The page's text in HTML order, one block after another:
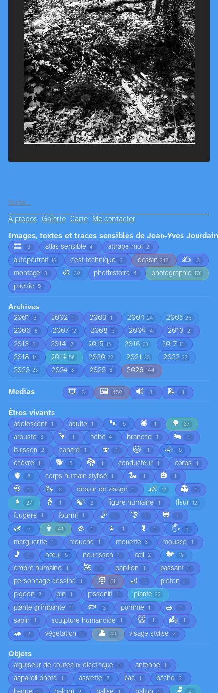
Suite…
À propos Galerie Carte Me contacter
Images, textes et traces sensibles de Jean-Yves Jourdain
🎞️
3 atlas sensible 4 attrape-moi 2
autoportrait 16 c'est technique 2 dessin 247 ✍️ 3
montage 3 🎨 39 phothistoire 4 photographie 176
poésie 5
Archives
2001 5 2002 1 2003 1 2004 24 2005 26
2006 5 2007 12 2008 5 2009 4 2010 2
2013 2 2014 2 2015 15 2016 33 2017 14
2018 14 2019 58 2020 22 2021 33 2022 22
2023 23 2024 8 2025 6 2026 144
Medias 🎞️ 3 🖼️ 459 🔊 3 📝 11
Êtres vivants
adolescent 1 adulte 1 🐾 5 🕷️ 1 🌳 37
arbuste 3 🦩 1 bébé 4 branche 1 🐃 1
buisson 2 canard 1 🍄 1 🐱 1 🐴 5
chèvre 1 🐕 5 🐉 1 conducteur 1 corps 1
🫀 8 corps humain stylisé 1 🐍 1 🎃 1
💀 1 🦢 2 dessin de visage 1 👶 18 👻 1
👩 27 👵 1 🍃 3 figure humaine 1 fleur 12
fougère 1 fourmi 1 🦵 1 🦒 1 🐸 1
🌿 7 👨 41 🦪 1 👧 1 🥬 1 🖐️ 5
marguerite 1 mouche 1 mouette 3 mousse 1
🎵 1 nœul 5 nourisson 1 œil 2 🐦 10
ombre humaine 1 🌺 1 papillon 1 passant 1
personnage dessiné 1 🧑 61 🦶 1 piéton 1
pigeon 2 pin 1 pissenlit 1 plante 22
plante grimpante 1 🐟 3 pomme 1 🥗 1
sapin 1 sculpture humanoïde 1 🐭 1 👼 1
🦔 2 végétation 1 👤 53 visage stylisé 2
Objets
aiguiseur de couteaux électrique 1 antenne 1
appareil photo 1 assiette 2 bac 1 bâche 2
1 2 1 1 🪑 9